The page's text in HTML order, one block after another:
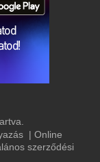
| Online
szerződési